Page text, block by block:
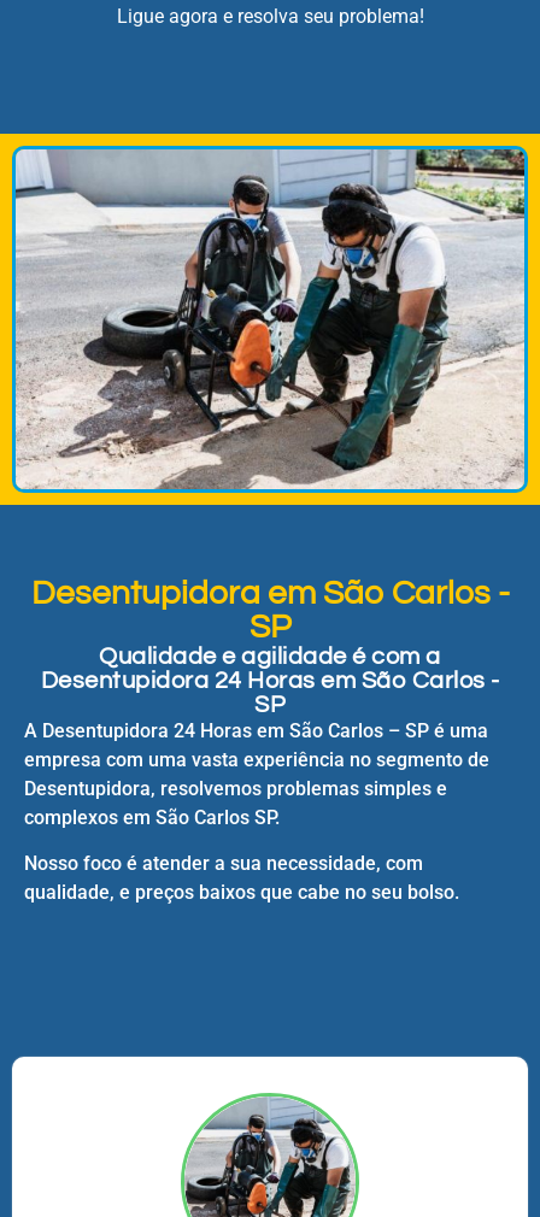
Ligue agora e resolva seu problema!
Desentupidora em São Carlos -
SP
Qualidade e agilidade é com a
Desentupidora 24 Horas em São Carlos -
SP
A Desentupidora 24 Horas em São Carlos – SP é uma
empresa com uma vasta experiência no segmento de
Desentupidora, resolvemos problemas simples e
complexos em São Carlos SP.
Nosso foco é atender a sua necessidade, com
qualidade, e preços baixos que cabe no seu bolso.